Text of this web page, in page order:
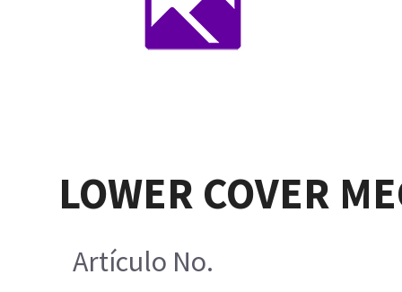
LOWER COVER
Artículo No.